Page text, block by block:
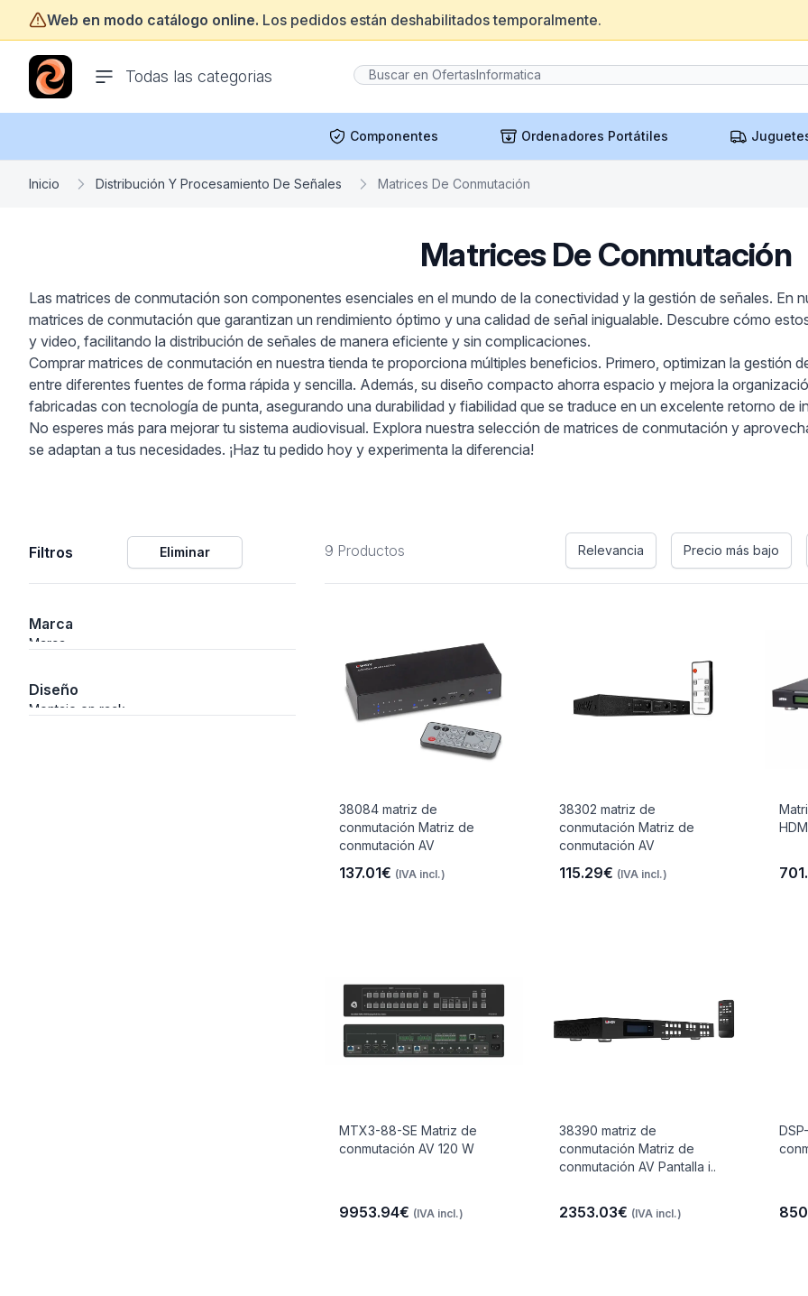
Web en modo catálogo online. Los pedidos están deshabilitados temporalmente.
Todas las categorias
ofertasinformatica.com
Componentes Ordenadores Portátiles
Inicio Distribución Y Procesamiento De Señales Matrices De Conmutación
Matrices De Conmutación
Las matrices de conmutación son componentes esenciales en el mundo de la conectividad y la gestión de señales. En
matrices de conmutación que garantizan un rendimiento óptimo y una calidad de señal inigualable. Descubre cómo
y video, facilitando la distribución de señales de manera eficiente y sin complicaciones.
Comprar matrices de conmutación en nuestra tienda te proporciona múltiples beneficios. Primero, optimizan la gestión
entre diferentes fuentes de forma rápida y sencilla. Además, su diseño compacto ahorra espacio y mejora la
fabricadas con tecnología de punta, asegurando una durabilidad y fiabilidad que se traduce en un excelente retorno de
No esperes más para mejorar tu sistema audiovisual. Explora nuestra selección de matrices de conmutación y
se adaptan a tus necesidades. ¡Haz tu pedido hoy y experimenta la diferencia!
Filtros Eliminar
Marca
Marca
Diseño
Montaje en rack
9 Productos Relevancia Precio más bajo
38084 matriz de
conmutación Matriz de
conmutación AV
137.01€ (IVA incl.)
38302 matriz de
conmutación Matriz de
conmutación AV
115.29€ (IVA incl.)
MTX3-88-SE Matriz de
conmutación AV 120 W
9953.94€ (IVA incl.)
38390 matriz de
conmutación Matriz de
conmutación AV Pantalla i..
2353.03€ (IVA incl.)